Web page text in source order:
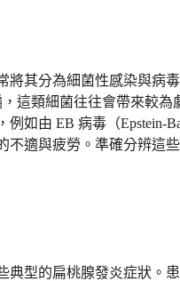
其分為細菌性感染與病
，這類細菌往往會帶來較
如由 EB 病毒（Epstein-
不適與疲勞。準確分辨這
典型的扁桃腺發炎症狀。